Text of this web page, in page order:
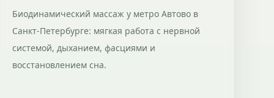
Биодинамический массаж у метро Автово в
Санкт-Петербурге: мягкая работа с нервной
системой, дыханием, фасциями и
восстановлением сна.